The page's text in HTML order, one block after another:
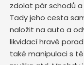
zdolat pár schodů
Tady jeho cesta
naložit na auto a
likvidací hravě
také manipulaci s